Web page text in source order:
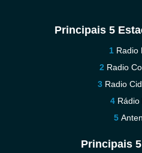
Principais 5
Radio
Radio
Radio
Rádio
Principais